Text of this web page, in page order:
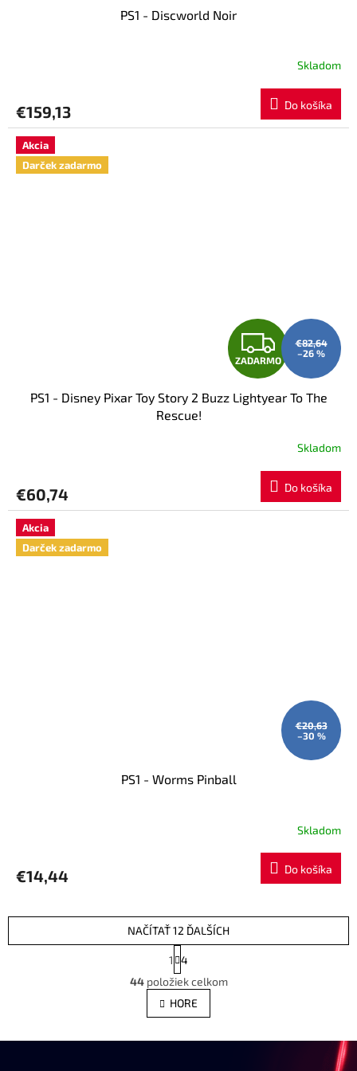
A
R
M
PS1 - Discworld Noir
Skladom
€159,13 Do košíka
Akcia
Darček zadarmo
Z
A
D
A
R
M
ZADARMO
€82,64
–26 %
PS1 - Disney Pixar Toy Story 2 Buzz Lightyear To The
Rescue!
Skladom
€60,74 Do košíka
Akcia
Darček zadarmo
€20,63
–30 %
PS1 - Worms Pinball
Skladom
€14,44 Do košíka
O
v
l
á
NAČÍTAŤ 12 ĎALŠÍCH
S
t
r
á
n
o
1
4
44položiek celkom
HORE